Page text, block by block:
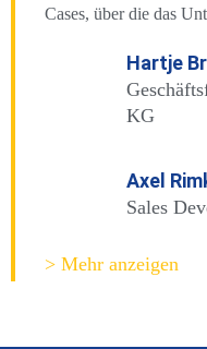
Cases, über die das
Hartje
KG
Axel
Sales
> Mehr anzeigen